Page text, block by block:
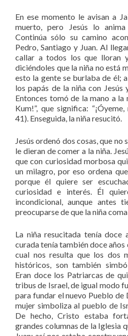
En ese momento le avisan a
muerto, pero Jesús lo
Continúa sólo su camino
Pedro, Santiago y Juan. Al
callar a todos los que lloran
diciéndoles que la niña no está
esto la gente se burlaba de él;
los papás de la niña con
Entonces tomó de la mano a la
Kum!”, que significa:
41). Enseguida, la niña resucitó.
Jesús ordenó dos cosas, que no
le dieran de comer a la niña.
que con curiosidad morbosa
un milagro, por eso ordena
porque él quiere ser
curiosidad e interés. Él
incondicional, aunque antes
preocuparse de que la niña
La niña resucitada tenía doce
curada tenía también doce años
cual nos resulta que los dos
históricos, son también
Eran doce los Patriarcas de
tribus de Israel, de igual modo
para fundar el nuevo Pueblo de
mujer simboliza al pueblo de
De hecho, Cristo estaba
grandes columnas de la Iglesia